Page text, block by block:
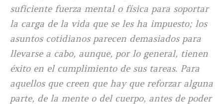
suficiente fuerza mental o física para soportar
la carga de la vida que se les ha impuesto; los
asuntos cotidianos parecen demasiados para
llevarse a cabo, aunque, por lo general, tienen
éxito en el cumplimiento de sus tareas. Para
aquellos que creen que hay que reforzar alguna
parte, de la mente o del cuerpo, antes de poder